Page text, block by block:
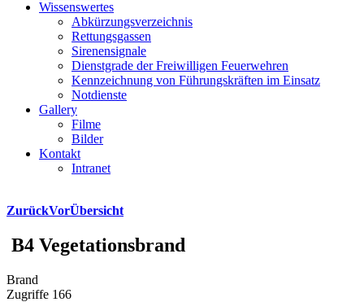
Wissenswertes
Abkürzungsverzeichnis
Rettungsgassen
Sirenensignale
Dienstgrade der Freiwilligen Feuerwehren
Kennzeichnung von Führungskräften im Einsatz
Notdienste
Gallery
Filme
Bilder
Kontakt
Intranet
ZurückVorÜbersicht
B4 Vegetationsbrand
Brand
Zugriffe 166